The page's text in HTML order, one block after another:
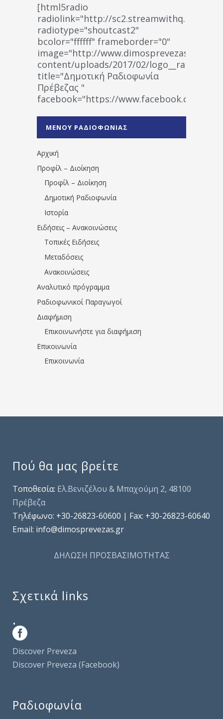
[html5radio
radiolink="http://
radiotype="shoutcast2"
bcolor="ffffff" frameborder="0"
image="http://www.dimosprevezas.gr/wp-
content/uploads/2017/02/
title="Δημοτική Ραδιοφωνία
Πρέβεζας "
facebook="https://www.facebook.com/
1531194763766854/" artist="" ]
ΜΕΝΟΥ ΡΑΔΙΟΦΩΝΙΑΣ
Αρχική
Προφίλ – Διοίκηση
Προφίλ – Διοίκηση
Δημοτική Ραδιοφωνία
Ιστορία
Ειδήσεις – Ανακοινώσεις
Τοπικές Ειδήσεις
Μεταδόσεις
Ανακοινώσεις
Αναλυτικό πρόγραμμα
Ραδιοφωνικοί Παραγωγοί
Διαφήμιση
Επικοινωνήστε για διαφήμιση
Επικοινωνία
Επικοινωνία
Πού θα μας βρείτε
Τοποθεσία: Ελ.Βενιζέλου & Μπαχούμη 2, 48100
Πρέβεζα
Τηλέφωνo: +30-26823-60600 | Fax: +30-26823-60640
Email: info@dimosprevezas.gr
ΔΗΛΩΣΗ ΠΡΟΣΒΑΣΙΜΟΤΗΤΑΣ
Σχετικά links
.
Discover Preveza
Discover Preveza (Facebook)
Ραδιοφωνία